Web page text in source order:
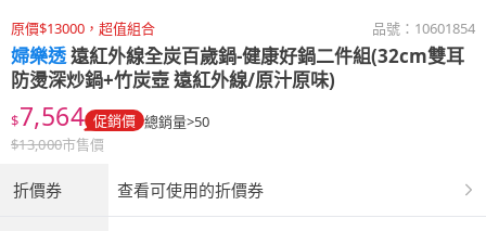
原價$13000，超值組合 品號： 10601854
婦樂透遠紅外線全炭百歲鍋-健康好鍋二件組(32cm雙耳
防燙深炒鍋+竹炭壺 遠紅外線/原汁原味)
$7,564 促銷價 總銷量>50
$13,000市售價
折價券 查看可使用的折價券